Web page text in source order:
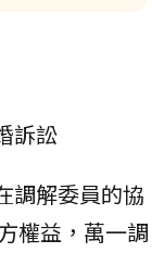
訴訟
調解委員的協
權益，萬一調